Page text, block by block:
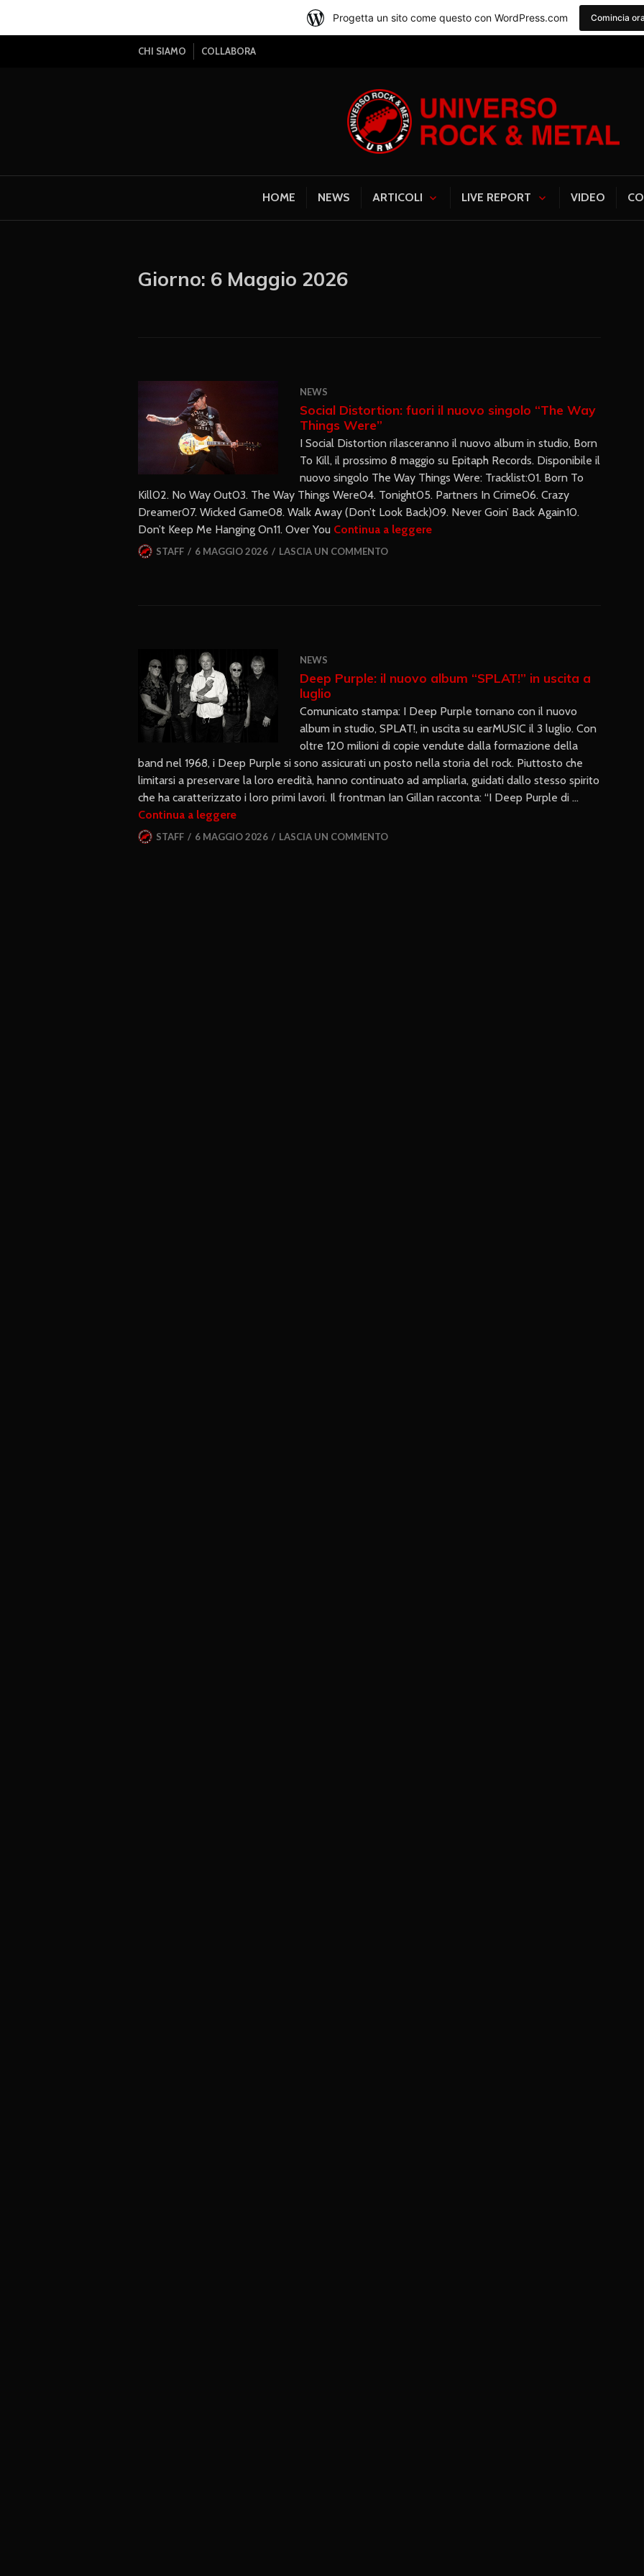
CHI SIAMO COLLABORA
Universo Rock &
HOME NEWS ARTICOLI LIVE REPORT VIDEO
Giorno: 6 Maggio 2026
NEWS
Social Distortion: fuori il nuovo singolo “The Way
Things Were”
I Social Distortion rilasceranno il nuovo album in studio, Born
To Kill, il prossimo 8 maggio su Epitaph Records. Disponibile il
nuovo singolo The Way Things Were: Tracklist:01. Born To
Kill02. No Way Out03. The Way Things Were04. Tonight05. Partners In Crime06. Crazy
Dreamer07. Wicked Game08. Walk Away (Don’t Look Back)09. Never Goin’ Back Again10.
Don’t Keep Me Hanging On11. Over You Continua a leggere
STAFF 6 MAGGIO 2026 LASCIA UN COMMENTO
NEWS
Deep Purple: il nuovo album “SPLAT!” in uscita a
luglio
Comunicato stampa: I Deep Purple tornano con il nuovo
album in studio, SPLAT!, in uscita su earMUSIC il 3 luglio. Con
oltre 120 milioni di copie vendute dalla formazione della
band nel 1968, i Deep Purple si sono assicurati un posto nella storia del rock. Piuttosto che
limitarsi a preservare la loro eredità, hanno continuato ad ampliarla, guidati dallo stesso spirito
che ha caratterizzato i loro primi lavori. Il frontman Ian Gillan racconta: “I Deep Purple di …
Continua a leggere
STAFF 6 MAGGIO 2026 LASCIA UN COMMENTO
Progetta un sito come questo con WordPress.com Comincia ora